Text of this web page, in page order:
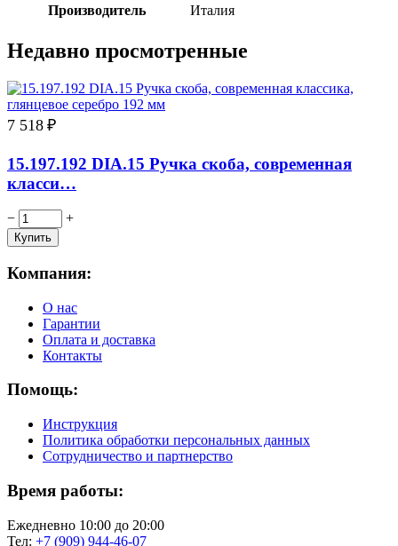
Производитель
Италия
Недавно просмотренные
7 518 ₽
15.197.192 DIA.15 Ручка скоба, современная
класси…
− +
Компания:
О нас
Гарантии
Оплата и доставка
Контакты
Помощь:
Инструкция
Политика обработки персональных данных
Сотрудничество и партнерство
Время работы:
Ежедневно 10:00 до 20:00
Тел: +7 (909) 944-46-07